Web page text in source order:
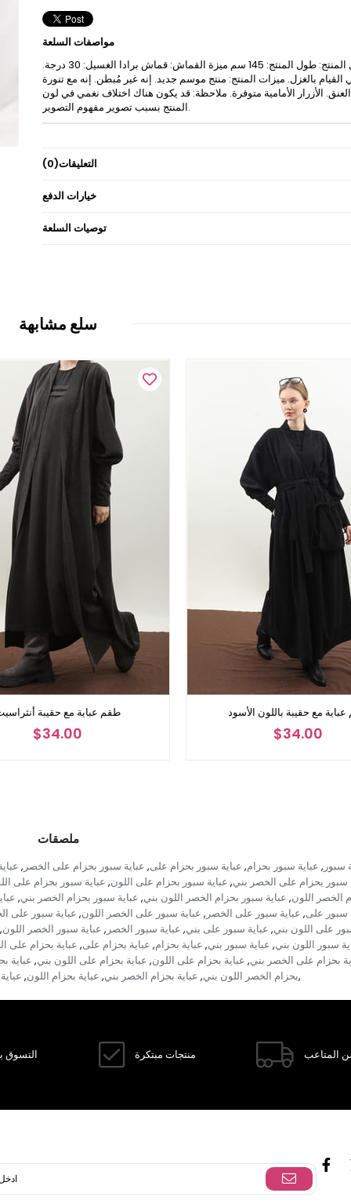
مواصفات السلعة
تفاصيل المنتج: طول المنتج: 145 سم ميزة القماش: قماش برادا الغسيل: 30 درجة.
القيام بالغزل. ميزات المنتج: منتج موسم جديد. إنه غير مُبطن. إنه مع تنورة
الأزرار الأمامية متوفرة. ملاحظة: قد يكون هناك اختلاف نغمي في لون
المنتج بسبب تصوير مفهوم التصوير.
التعليقات(0)
خيارات الدفع
توصيات السلعة
سلع مشابهة
طقم عباية مع حقيبة
$34.00
مع حقيبة باللون الأسود
$34.00
ملصقات
سبور , عباية سبور بحزام, عباية سبور بحزام على, عباية سبور بحزام على الخصر ,
سبور بحزام على الخصر بني, عباية سبور بحزام على اللون, عباية سبور بحزام على
الخصر اللون, عباية سبور بحزام الخصر اللون بني, عباية سبور بحزام الخصر بني,
سبور على, عباية سبور على الخصر , عباية سبور على الخصر اللون, عباية سبور على
على اللون بني, عباية سبور على بني, عباية سبور الخصر , عباية سبور الخصر اللون,
سبور اللون بني, عباية سبور بني, عباية بحزام, عباية بحزام على, عباية بحزام على
بحزام على الخصر بني, عباية بحزام على اللون, عباية بحزام على اللون بني, عباية
بحزام الخصر اللون بني, عباية بحزام الخصر بني, عباية بحزام اللون, ,
المتاعب منتجات مبتكرة التسوق